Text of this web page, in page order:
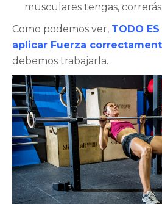
musculares tengas,
Como podemos ver, TODO
aplicar Fuerza
debemos trabajarla.